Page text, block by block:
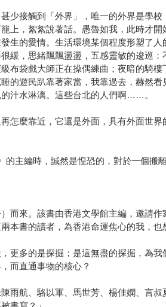
少接觸到「外界」，唯一的外界是學
上，絮絮說著話。愚魯如我，此時才
生的愛情。生活環境某個程度形塑了
緩，思緒飄飄盪盪，五感靈敏的逡巡
布袋戲大師正在操偶練曲；夜暗的騎
的遊民趴靠著家當，我靠過去，赫然
汁水淋漓。這些台北的人們啊……。
怎麼靠近，它還是外面，具有外面世
主編時，誠然是惶恐的，對於一個搬
而來。該書由香港文學館主編，邀請
書的讀者，為香港命運焦心的我，也
更多的是探掘；是這無盡的探掘，為
而直通事物的核心？
雨航、駱以軍、馬世芳、楊佳嫻、